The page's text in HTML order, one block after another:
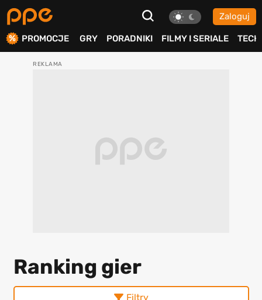
Zaloguj
PROMOCJE GRY PORADNIKI FILMY I SERIALE TECH
Ranking gier
Filtry